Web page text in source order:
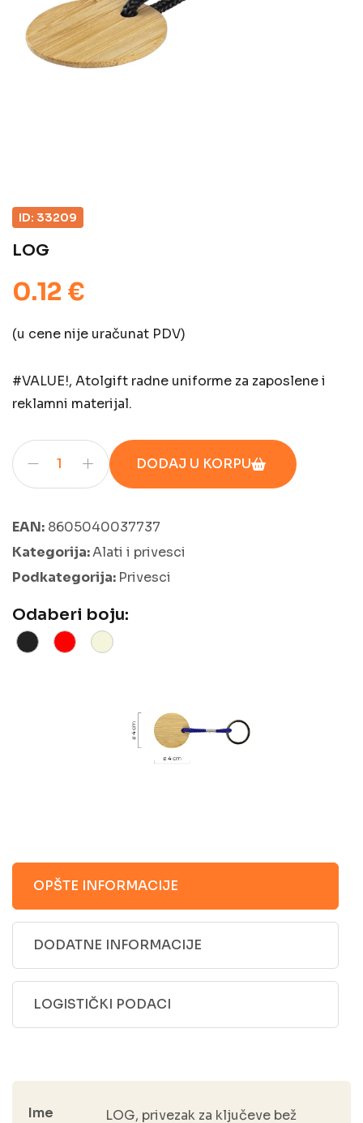
ID: 33209
LOG
0.12 €
(u cene nije uračunat PDV)
#VALUE!, Atolgift radne uniforme za zaposlene i
reklamni materijal.
DODAJ U KORPU
EAN: 8605040037737
Kategorija:Alati i privesci
Podkategorija: Privesci
Odaberi boju:
OPŠTE INFORMACIJE
DODATNE INFORMACIJE
LOGISTIČKI PODACI
Ime LOG, privezak za ključeve bež